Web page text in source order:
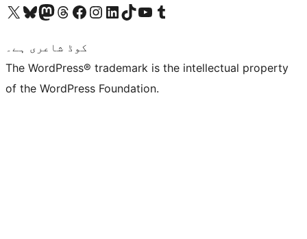
Visit our X (formerly Twitter) account
ہمارے بلیواسکائی اکاؤنٹ پر جائیں
Visit our Mastodon account
ہمارے ٹھریڈز اکاؤنٹ پر جائیں
Visit our Facebook page
Visit our Instagram account
Visit our LinkedIn account
ہمارے ٹک ٹاک اکاؤنٹ پر جائیں
Visit our YouTube channel
ہمارے ٹمبلر اکاؤنٹ پر جائیں
کوڈ شاعری ہے۔
The WordPress® trademark is the intellectual property
of the WordPress Foundation.